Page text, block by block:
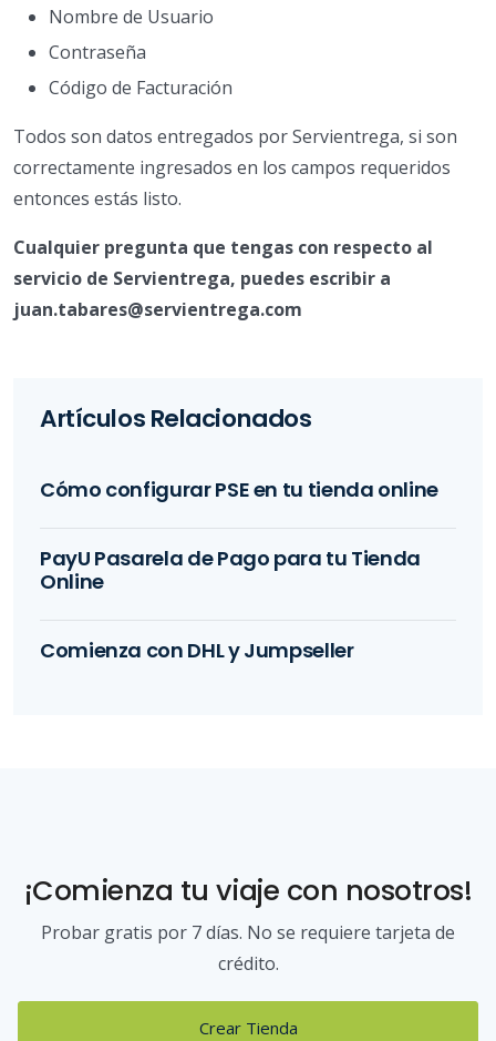
Nombre de Usuario
Contraseña
Código de Facturación
Todos son datos entregados por Servientrega, si son
correctamente ingresados en los campos requeridos
entonces estás listo.
Cualquier pregunta que tengas con respecto al
servicio de Servientrega, puedes escribir a
juan.tabares@servientrega.com
Artículos Relacionados
Cómo configurar PSE en tu tienda online
PayU Pasarela de Pago para tu Tienda
Online
Comienza con DHL y Jumpseller
¡Comienza tu viaje con nosotros!
Probar gratis por 7 días. No se requiere tarjeta de
crédito.
Crear Tienda